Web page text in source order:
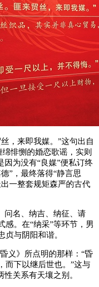
，来即我媒。”这句出自
绵悱恻的婚恋歌谣，实则
因为没有“良媒”便私订终
”，最终落得“静言思
一整套规矩森严的古代
名、纳吉、纳征、请
感。在“纳采”等环节，男
与阴阳和谐。
》所点明的那样：“昏
而下以继后世也。”这与
关系有天壤之别。